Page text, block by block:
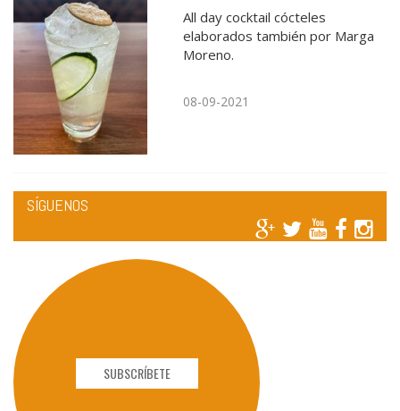
All day cocktail cócteles
elaborados también por Marga
Moreno.
08-09-2021
SÍGUENOS
SUBSCRÍBETE